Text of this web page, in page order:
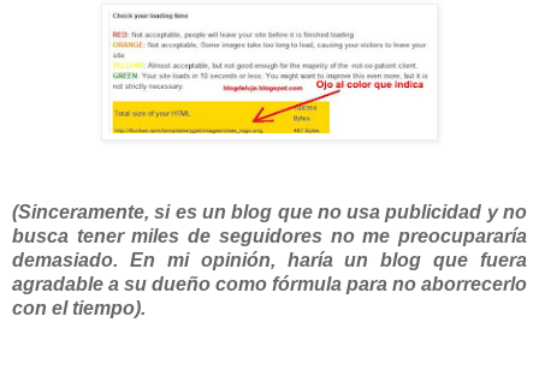
(Sinceramente, si es un blog que no usa publicidad y no
busca tener miles de seguidores no me preocupararía
demasiado. En mi opinión, haría un blog que fuera
agradable a su dueño como fórmula para no aborrecerlo
con el tiempo).